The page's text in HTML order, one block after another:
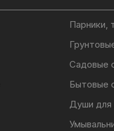
Парники,
Садовые
Бытовые
Души для